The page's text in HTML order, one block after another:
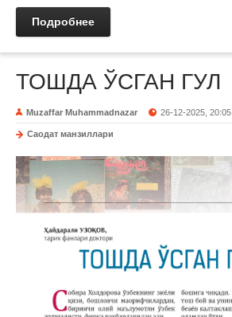
Подробнее
ТОШДА ЎСГАН ГУЛ
Muzaffar Muhammadnazar 26-12-2025, 20:05
Саодат манзиллари